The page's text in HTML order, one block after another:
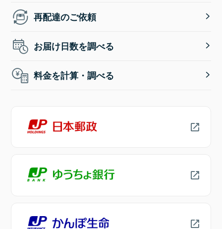
再配達のご依頼
お届け日数を調べる
料金を計算・調べる